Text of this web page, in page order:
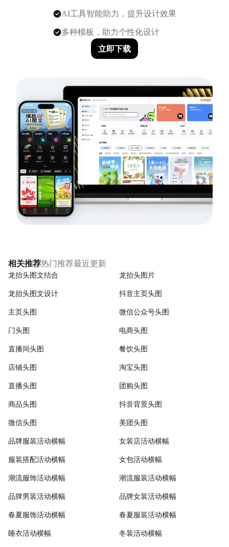
AI工具智能助力，提升设计效果
多种模板，助力个性化设计
立即下载
相关推荐热门推荐最近更新
龙抬头图文结合 龙抬头图片
龙抬头图文设计 抖音主页头图
主页头图 微信公众号头图
门头图 电商头图
直播间头图 餐饮头图
店铺头图 淘宝头图
直播头图 团购头图
商品头图 抖音背景头图
微信头图 美团头图
品牌服装活动横幅 女装店活动横幅
服装搭配活动横幅 女包活动横幅
潮流服饰活动横幅 潮流服装活动横幅
品牌男装活动横幅 品牌女装活动横幅
春夏服饰活动横幅 春夏服装活动横幅
睡衣活动横幅 冬装活动横幅